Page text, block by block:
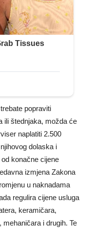
popraviti
ili štednjaka, možda će
naplatiti 2.500
dolaska i
konačne cijene
izmjena Zakona
u naknadama
regulira cijene usluga
keramičara,
i drugih. Te